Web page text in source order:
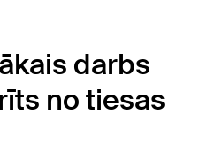
darbs
no tiesas